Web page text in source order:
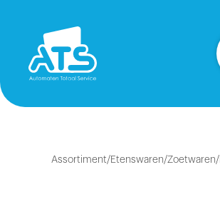
Assortiment/Etenswaren/Zoetwaren/